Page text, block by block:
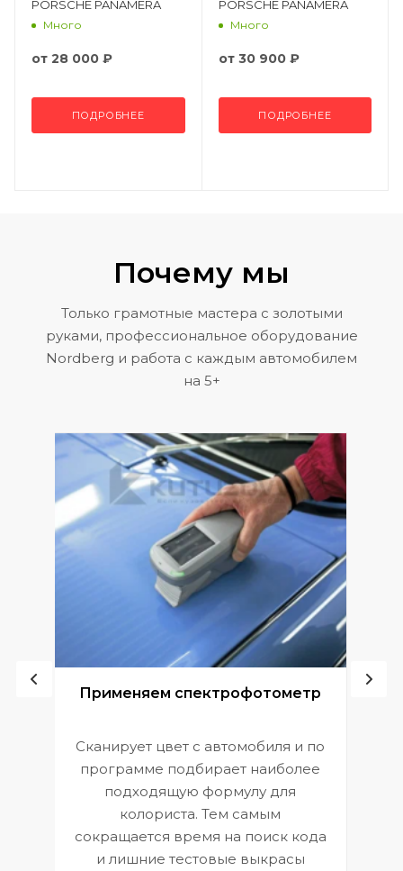
PORSCHE PANAMERA
Много
от 28 000 ₽
ПОДРОБНЕЕ
PORSCHE PANAMERA
Много
от 30 900 ₽
ПОДРОБНЕЕ
Почему мы
Только грамотные мастера с золотыми
руками, профессиональное оборудование
Nordberg и работа с каждым автомобилем
на 5+
Применяем спектрофотометр
Сканирует цвет с автомобиля и по
программе подбирает наиболее
подходящую формулу для
колориста. Тем самым
сокращается время на поиск кода
и лишние тестовые выкрасы